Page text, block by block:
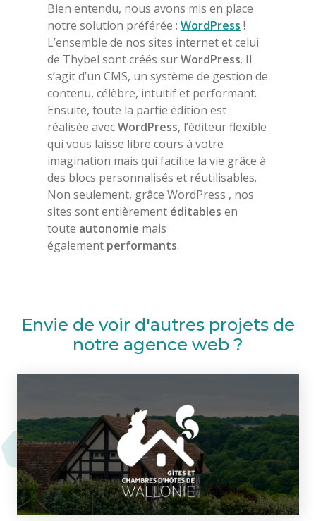
Bien entendu, nous avons mis en place
notre solution préférée :WordPress !
L’ensemble de nos sites internet et celui
de Thybel sont créés surWordPress. Il
s’agit d’un CMS, un système de gestion de
contenu, célèbre, intuitif et performant.
Ensuite, toute la partie édition est
réalisée avecWordPress, l’éditeur flexible
qui vous laisse libre cours à votre
imagination mais qui facilite la vie grâce à
des blocs personnalisés et réutilisables.
Non seulement, grâce WordPress , nos
sites sont entièrement éditables en
toute autonomie mais
également performants.
Envie de voir d'autres projets de
notre agence web ?